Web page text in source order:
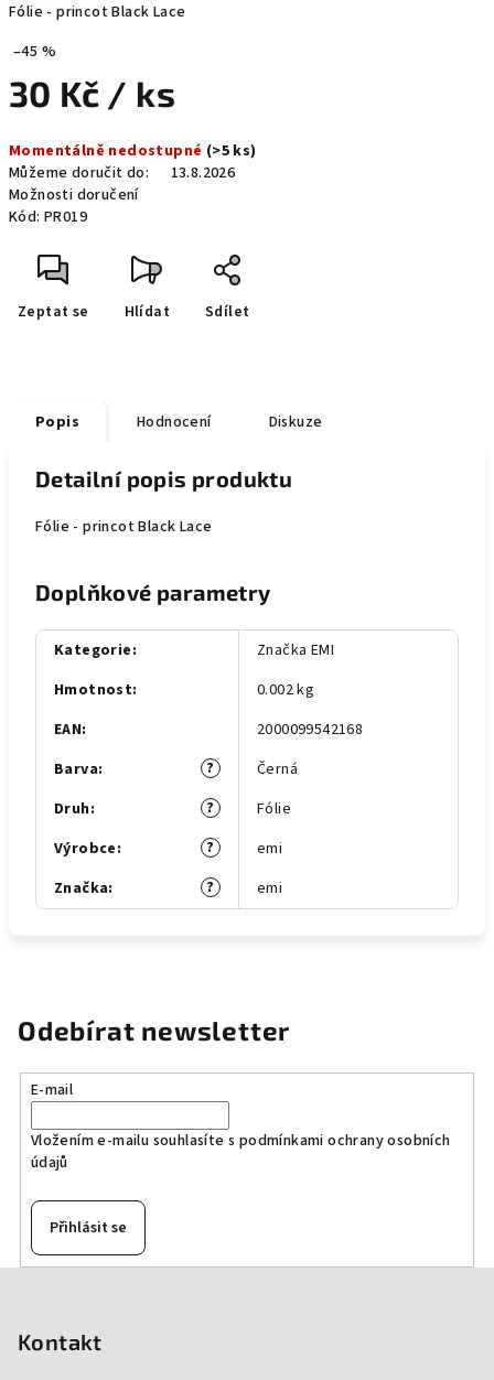
Fólie - princot Black Lace
–45 %
30 Kč / ks
cena:
Momentálně nedostupné (>5 ks)
Můžeme doručit do:
13.8.2026
Možnosti doručení
Kód: PR019
Zeptat se Hlídat Sdílet
Popis Hodnocení Diskuze
Detailní popis produktu
Fólie - princot Black Lace
Doplňkové parametry
Kategorie:
Značka EMI
Hmotnost:
0.002 kg
EAN:
2000099542168
?
Barva:
Černá
?
Druh:
Fólie
?
Výrobce:
emi
?
Značka: emi
Odebírat newsletter
E-mail
Vložením e-mailu souhlasíte s podmínkami ochrany osobních
údajů
Přihlásit se
Kontakt